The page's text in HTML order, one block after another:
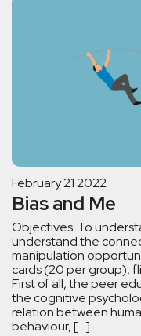
February 21 2022
Bias and Me
Objectives: To
understand the
manipulation
cards (20 per group),
First of all, the peer
the cognitive
relation between
behaviour, […]